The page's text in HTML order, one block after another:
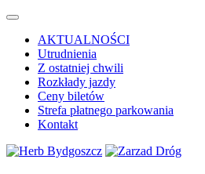
AKTUALNOŚCI
Utrudnienia
Z ostatniej chwili
Rozkłady jazdy
Ceny biletów
Strefa płatnego parkowania
Kontakt